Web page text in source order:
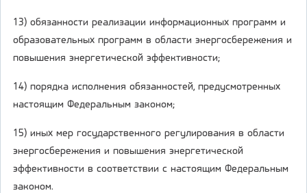
13) обязанности реализации информационных программ и
образовательных программ в области энергосбережения и
повышения энергетической эффективности;
14) порядка исполнения обязанностей, предусмотренных
настоящим Федеральным законом;
15) иных мер государственного регулирования в области
энергосбережения и повышения энергетической
эффективности в соответствии с настоящим Федеральным
законом.